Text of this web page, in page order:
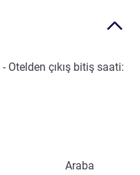
- Otelden çıkış bitiş saati:
Araba